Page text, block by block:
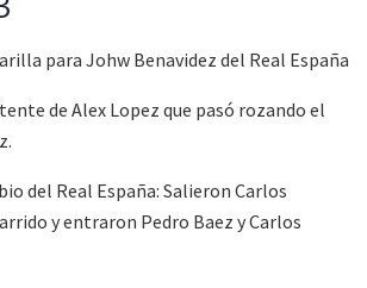
para Johw Benavidez del Real España
de Alex Lopez que pasó rozando el
del Real España: Salieron Carlos
y entraron Pedro Baez y Carlos